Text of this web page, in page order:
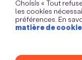
Choisis « Tout
les cookies
préférences. En
matière de